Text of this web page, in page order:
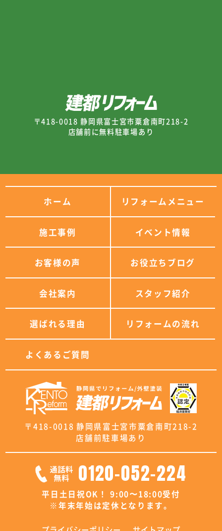
〒418-0018 静岡県富士宮市粟倉南町218-2
店舗前に無料駐車場あり
ホーム リフォームメニュー
施工事例 イベント情報
お客様の声 お役立ちブログ
会社案内 スタッフ紹介
選ばれる理由 リフォームの流れ
よくあるご質問
〒418-0018 静岡県富士宮市粟倉南町218-2
店舗前駐車場あり
0120-052-224
平日土日祝OK！ 9:00〜18:00受付
※年末年始は定休となります。